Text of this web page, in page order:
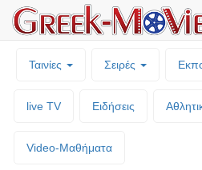
Ταινίες Σειρές
live TV Ειδήσεις
Video-Mαθήματα